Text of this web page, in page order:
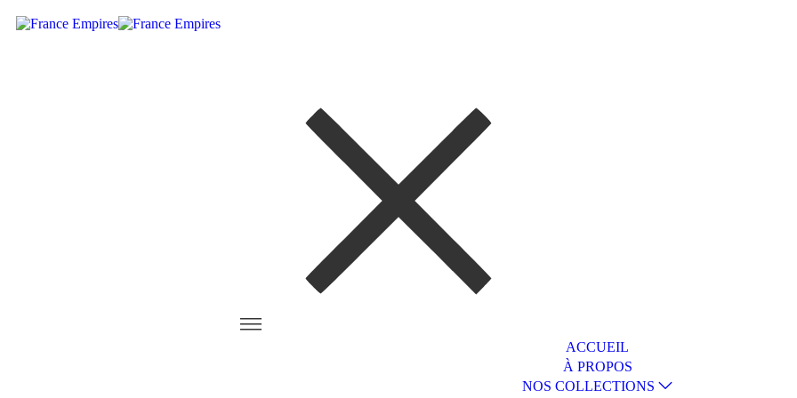
ACCUEIL
À PROPOS
NOS COLLECTIONS